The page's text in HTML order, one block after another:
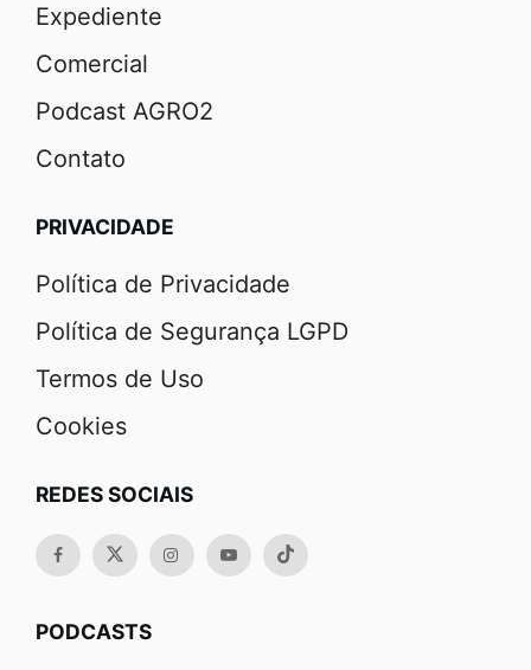
Expediente
Comercial
Podcast AGRO2
Contato
PRIVACIDADE
Política de Privacidade
Política de Segurança LGPD
Termos de Uso
Cookies
REDES SOCIAIS
PODCASTS